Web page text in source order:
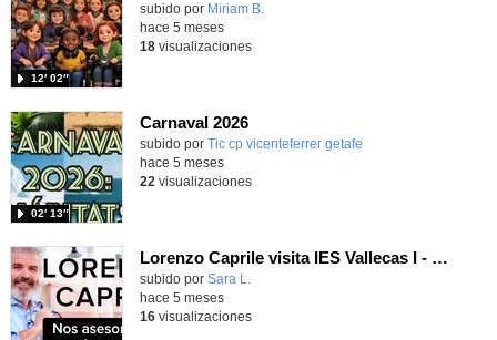
Contenido educativo.
subido por Miriam B.
12′ 02″
hace 5 meses
18visualizaciones
Carnaval 2026
Contenido educativo.
subido por Tic cp vicenteferrer getafe
02′ 13″
hace 5 meses
22 visualizaciones
Lorenzo Caprile visita IES Vallecas I - Moda Conceptual
Contenido educativo.
subido por Sara L.
hace 5 meses
16visualizaciones